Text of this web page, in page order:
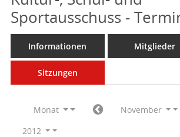
Sportausschuss -
Informationen Mitglieder
Sitzungen
Monat
November
2012